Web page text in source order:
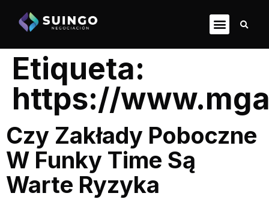
Etiqueta:
https://
Czy Zakłady Poboczne
W Funky Time Są
Warte Ryzyka